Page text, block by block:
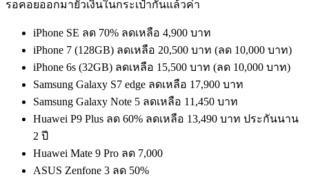
รอคอยออกมายั่วเงินในกระเป๋ากันแล้วค่า
iPhone SE ลด 70% ลดเหลือ 4,900 บาท
iPhone 7 (128GB) ลดเหลือ 20,500 บาท (ลด 10,000 บาท)
iPhone 6s (32GB) ลดเหลือ 15,500 บาท (ลด 10,000 บาท)
Samsung Galaxy S7 edge ลดเหลือ 17,900 บาท
Samsung Galaxy Note 5 ลดเหลือ 11,450 บาท
Huawei P9 Plus ลด 60% ลดเหลือ 13,490 บาท ประกันนาน
2 ปี
Huawei Mate 9 Pro ลด 7,000
ASUS Zenfone 3 ลด 50%